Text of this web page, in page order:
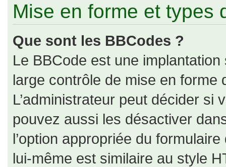
Mise en forme et types
Que sont les BBCodes ?
Le BBCode est une
large contrôle de mise en forme
L’administrateur peut décider
pouvez aussi les désactiver
l’option appropriée du
lui-même est similaire au style